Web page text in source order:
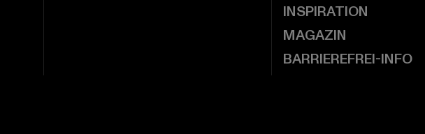
INSPIRATION
MAGAZIN
BARRIEREFREI-INFO